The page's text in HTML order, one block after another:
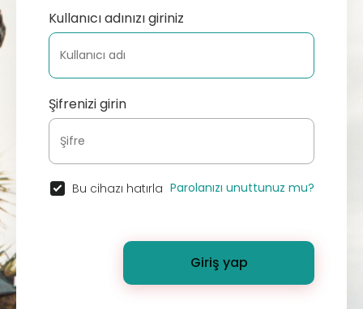
Kullanıcı adınızı giriniz
Şifrenizi girin
Bu cihazı hatırla Parolanızı unuttunuz mu?
Giriş yap